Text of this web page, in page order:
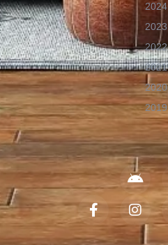
2024
2023
2022
2021
2020
2019